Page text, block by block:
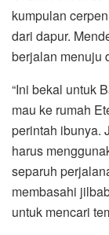
kumpulan
dari dapur.
berjalan menuju
“Ini bekal untuk
mau ke rumah
perintah ibunya.
harus
separuh
membasahi
untuk mencari